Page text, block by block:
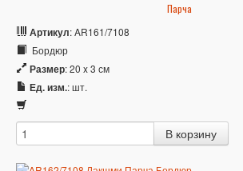
Парча
Артикул: AR161/7108
Бордюр
Размер: 20 x 3 см
Ед. изм.: шт.